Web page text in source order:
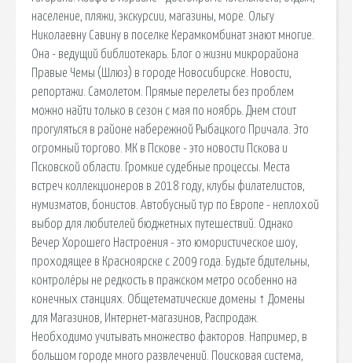
население, пляжи, экскурсии, магазины, море. Ольгу
Николаевну Савину в поселке Керамкомбинат знают многие.
Она - ведущий библиотекарь. Блог о жизни микрорайона
Правые Чемы (Шлюз) в городе Новосибирске. Новости,
репортажи. Самолетом. Прямые перелеты без проблем
можно найти только в сезон с мая по ноябрь. Днем стоит
прогуляться в районе набережной Рыбацкого Причала. Это
огромный торгово. МК в Пскове - это новости Пскова и
Псковской области. Громкие судебные процессы. Места
встреч коллекционеров в 2018 году, клубы филателистов,
нумизматов, бонистов. Автобусный тур по Европе - неплохой
выбор для любителей бюджетных путешествий. Однако
Вечер Хорошего Настроения - это юмористическое шоу,
проходящее в Красноярске с 2009 года. Будьте бдительны,
контролёры не редкость в пражском метро особенно на
конечных станциях. Общетематические домены ↑ Домены
для Магазинов, Интернет-магазинов, Распродаж.
Необходимо учитывать множество факторов. Например, в
большом городе много развлечений. Поисковая сиcтема,